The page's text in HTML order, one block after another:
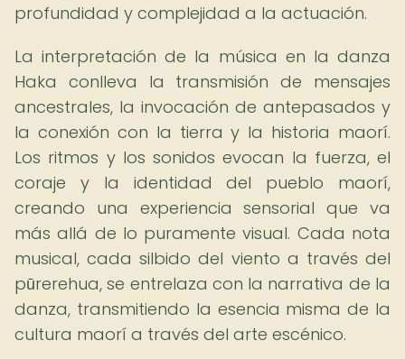
profundidad y complejidad a la actuación.
La interpretación de la música en la danza
Haka conlleva la transmisión de mensajes
ancestrales, la invocación de antepasados y
la conexión con la tierra y la historia maorí.
Los ritmos y los sonidos evocan la fuerza, el
coraje y la identidad del pueblo maorí,
creando una experiencia sensorial que va
más allá de lo puramente visual. Cada nota
musical, cada silbido del viento a través del
pūrerehua, se entrelaza con la narrativa de la
danza, transmitiendo la esencia misma de la
cultura maorí a través del arte escénico.